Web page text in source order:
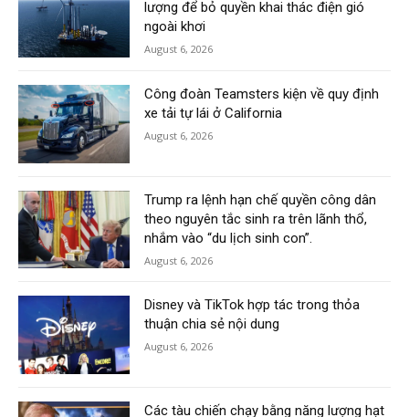
lượng để bỏ quyền khai thác điện gió
ngoài khơi
August 6, 2026
Công đoàn Teamsters kiện về quy định
xe tải tự lái ở California
August 6, 2026
Trump ra lệnh hạn chế quyền công dân
theo nguyên tắc sinh ra trên lãnh thổ,
nhắm vào “du lịch sinh con”.
August 6, 2026
Disney và TikTok hợp tác trong thỏa
thuận chia sẻ nội dung
August 6, 2026
Các tàu chiến chạy bằng năng lượng hạt